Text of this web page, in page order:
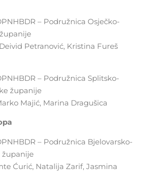
– Podružnica Osječko-
Petranović, Kristina Fureš
– Podružnica Splitsko-
županije
Majić, Marina Dragušica
– Podružnica Bjelovarsko-
županije
Ćurić, Natalija Zarif, Jasmina